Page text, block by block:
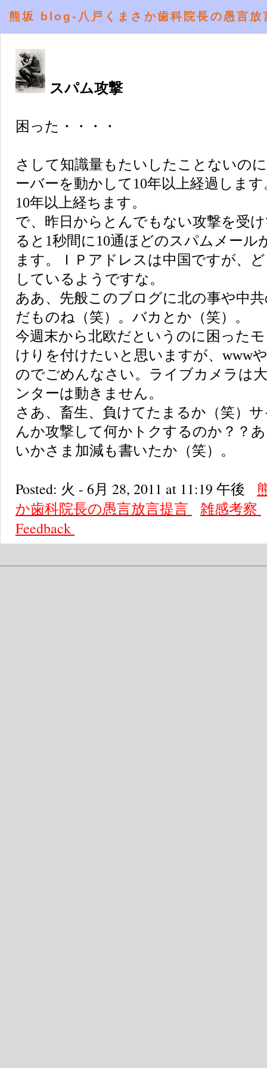
熊坂 blog-八戸くまさか歯科院長の愚言
スパム攻撃
困った・・・・
さして知識量もたいしたことないの
ーバーを動かして10年以上経過しま
10年以上経ちます。
で、昨日からとんでもない攻撃を受
ると1秒間に10通ほどのスパムメール
ます。ＩＰアドレスは中国ですが、
しているようですな。
ああ、先般このブログに北の事や中
だものね（笑）。バカとか（笑）。
今週末から北欧だというのに困った
けりを付けたいと思いますが、www
のでごめんなさい。ライブカメラは
ンターは動きません。
さあ、畜生、負けてたまるか（笑）
んか攻撃して何かトクするのか？？
いかさま加減も書いたか（笑）。
Posted: 火 - 6月 28, 2011 at 11:19 午後
か歯科院長の愚言放言提言
雑感考察
Feedback